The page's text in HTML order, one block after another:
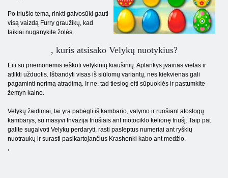
Po triušio tema, rinkti galvosūkį gauti
visą vaizdą Furry graužikų, kad
taikiai nuganykite žolės.
, kuris atsisako Velykų nuotykius?
Eiti su priemonėmis ieškoti velykinių kiaušinių. Aplankys įvairias vietas ir
atlikti užduotis. Išbandyti visas iš siūlomų variantų, nes kiekvienas gali
pagaminti norimą atradimą. Ir ne, tad tiesiog eiti sūpuoklės ir pastumkite
žemyn kalno.
Velykų žaidimai, tai yra pabėgti iš kambario, valymo ir ruošiant atostogų
kambarys, su masyvi Invazija triušiais ant motociklo kelionę triušį. Taip pat
galite sugalvoti Velykų perdaryti, rasti paslėptus numeriai ant ryškių
nuotraukų ir surasti pasikartojančius Krashenki kabo ant medžio.
,